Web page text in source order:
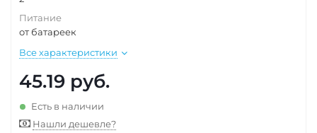
Питание
от батареек
Все характеристики
45.19 руб.
Есть в наличии
Нашли дешевле?